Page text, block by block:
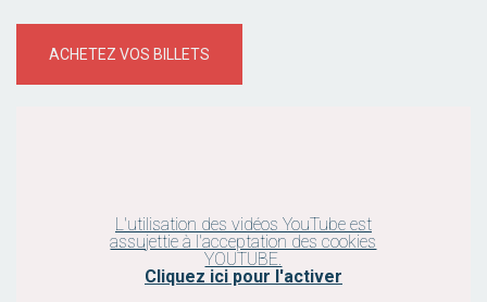
ACHETEZ VOS BILLETS
L'utilisation des vidéos YouTube est
assujettie à l'acceptation des cookies
YOUTUBE.
Cliquez ici pour l'activer